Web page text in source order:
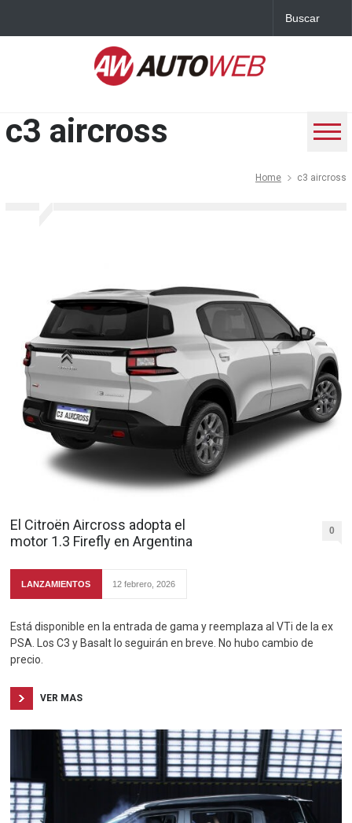
c3 aircross
Home c3 aircross
El Citroën Aircross adopta el
motor 1.3 Firefly en Argentina
0
LANZAMIENTOS 12 febrero, 2026
Está disponible en la entrada de gama y reemplaza al VTi de la ex
PSA. Los C3 y Basalt lo seguirán en breve. No hubo cambio de
precio.
VER MAS